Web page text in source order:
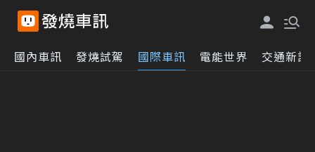
國內車訊 發燒試駕 國際車訊 電能世界 交通新訊